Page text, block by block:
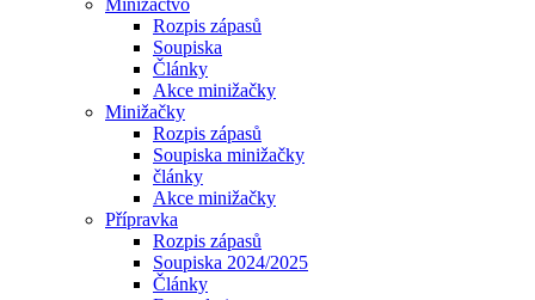
Minižactvo
Rozpis zápasů
Soupiska
Články
Akce minižačky
Minižačky
Rozpis zápasů
Soupiska minižačky
články
Akce minižačky
Přípravka
Rozpis zápasů
Soupiska 2024/2025
Články